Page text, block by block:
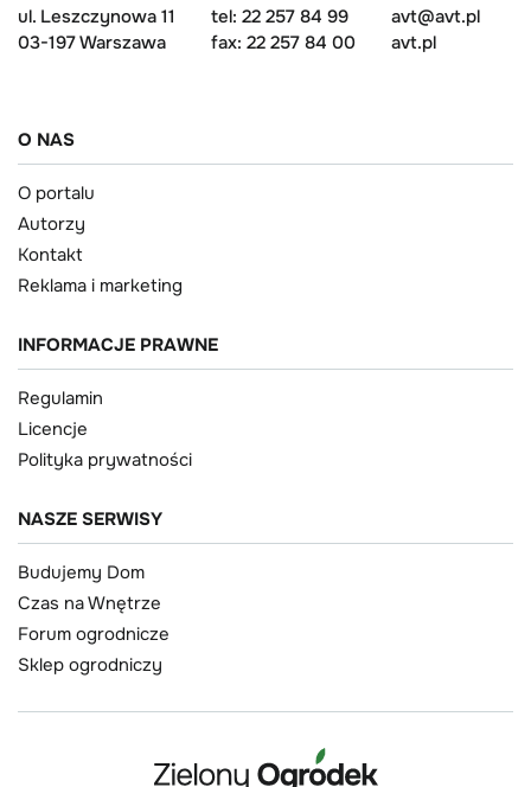
ul. Leszczynowa 11
03-197 Warszawa
tel: 22 257 84 99
fax: 22 257 84 00
avt@avt.pl
avt.pl
O NAS
O portalu
Autorzy
Kontakt
Reklama i marketing
INFORMACJE PRAWNE
Regulamin
Licencje
Polityka prywatności
NASZE SERWISY
Budujemy Dom
Czas na Wnętrze
Forum ogrodnicze
Sklep ogrodniczy